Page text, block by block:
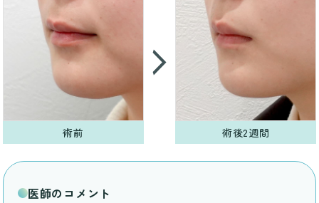
術前 術後2週間
医師のコメント